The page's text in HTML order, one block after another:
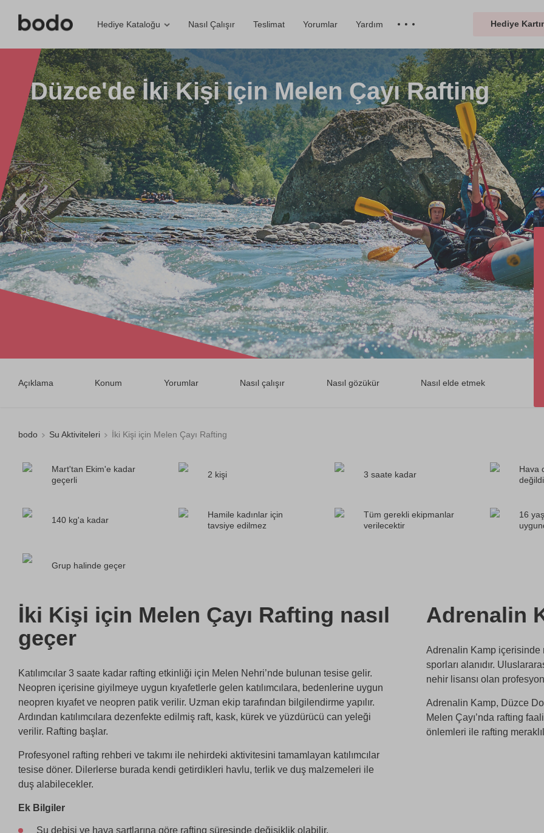
Hediye Kataloğu Nasıl Çalışır Teslimat Yorumlar Yardım Hediye
Düzce'de İki Kişi için Melen Çayı Rafting
Açıklama Konum Yorumlar Nasıl çalışır Nasıl gözükür Nasıl elde etmek
bodo Su Aktiviteleri İki Kişi için Melen Çayı Rafting
Mart'tan Ekim'e kadar
geçerli
2 kişi 3 saate kadar
Hava
140 kg'a kadar
Hamile kadınlar için
tavsiye edilmez
Tüm gerekli ekipmanlar
verilecektir
16
Grup halinde geçer
İki Kişi için Melen Çayı Rafting nasıl
geçer
Katılımcılar 3 saate kadar rafting etkinliği için Melen Nehri’nde bulunan tesise gelir.
Neopren içerisine giyilmeye uygun kıyafetlerle gelen katılımcılara, bedenlerine uygun
neopren kıyafet ve neopren patik verilir. Uzman ekip tarafından bilgilendirme yapılır.
Ardından katılımcılara dezenfekte edilmiş raft, kask, kürek ve yüzdürücü can yeleği
verilir. Rafting başlar.
Profesyonel rafting rehberi ve takımı ile nehirdeki aktivitesini tamamlayan katılımcılar
tesise döner. Dilerlerse burada kendi getirdikleri havlu, terlik ve duş malzemeleri ile
duş alabilecekler.
Ek Bilgiler
Su debisi ve hava şartlarına göre rafting süresinde değişiklik olabilir.
Adrenalin
Adrenalin Kamp içerisinde
sporları alanıdır.
nehir lisansı olan
Adrenalin Kamp, Düzce
Melen Çayı’nda rafting
önlemleri ile rafting